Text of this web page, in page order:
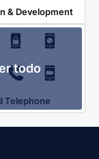
& Development
todo
Telephone